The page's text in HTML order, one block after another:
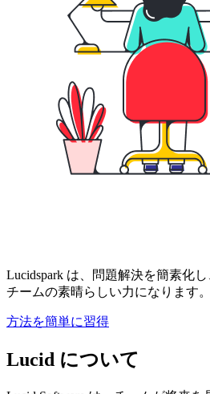
Lucidspark は、問題解決を簡素化
チームの素晴らしい力になります。
方法を簡単に習得
Lucid について